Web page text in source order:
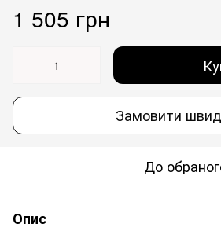
1 505 грн
Замовити
До
Опис